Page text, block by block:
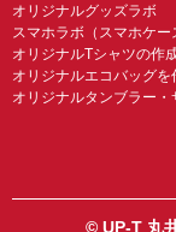
オリジナルグッズラボ
スマホラボ（スマホケー
オリジナルTシャツの作
オリジナルエコバッグを
オリジナルタンブラー・
© UP-T 丸